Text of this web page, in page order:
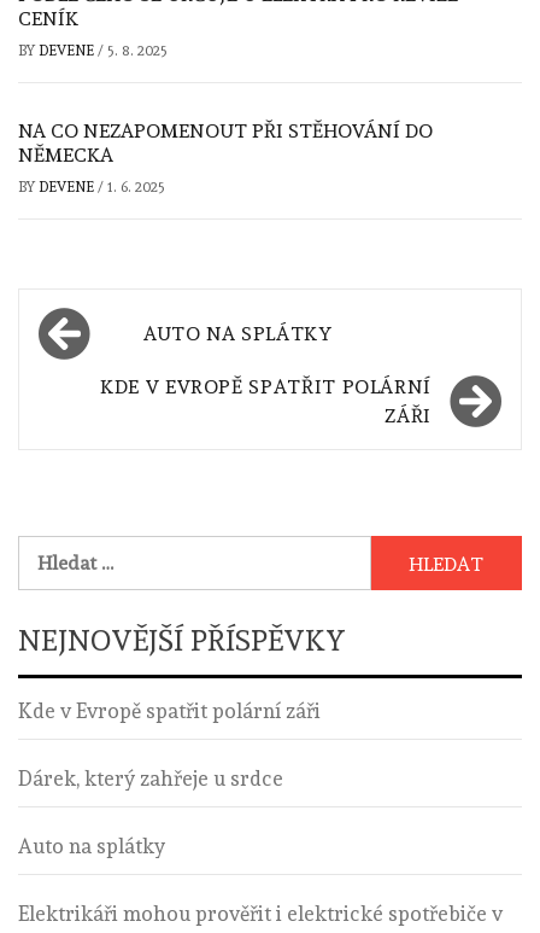
CENÍK
BY DEVENE / 5. 8. 2025
NA CO NEZAPOMENOUT PŘI STĚHOVÁNÍ DO
NĚMECKA
BY DEVENE / 1. 6. 2025
Navigace
pro
příspěvek
AUTO NA SPLÁTKY
KDE V EVROPĚ SPATŘIT POLÁRNÍ
ZÁŘI
NEJNOVĚJŠÍ PŘÍSPĚVKY
Kde v Evropě spatřit polární záři
Dárek, který zahřeje u srdce
Auto na splátky
Elektrikáři mohou prověřit i elektrické spotřebiče v